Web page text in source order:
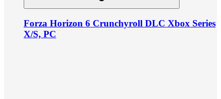
Forza Horizon 6 Crunchyroll DLC Xbox Series
X/S, PC